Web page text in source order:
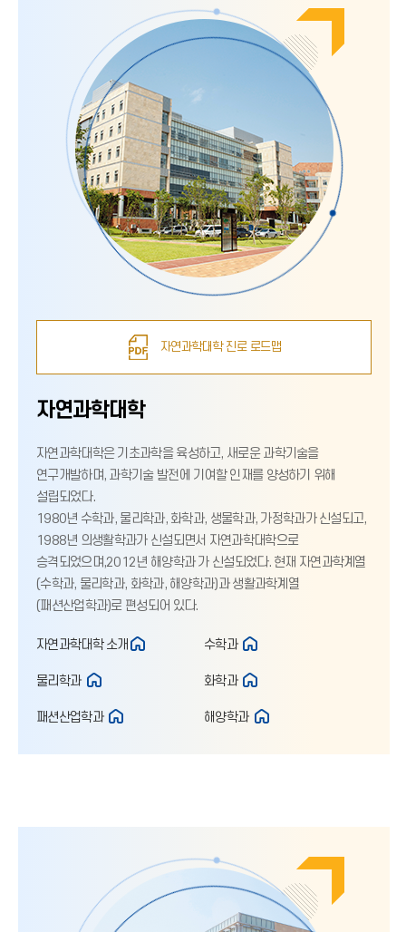
자연과학대학 진로 로드맵
자연과학대학
자연과학대학은 기초과학을 육성하고, 새로운 과학기술을
연구개발하며, 과학기술 발전에 기여할 인재를 양성하기 위해
설립되었다.
1980년 수학과, 물리학과, 화학과, 생물학과, 가정학과가 신설되고,
1988년 의생활학과가 신설되면서 자연과학대학으로
승격되었으며,2012년 해양학과 가 신설되었다. 현재 자연과학계열
(수학과, 물리학과, 화학과, 해양학과)과 생활과학계열
(패션산업학과)로 편성되어 있다.
자연과학대학 소개 수학과
물리학과 화학과
패션산업학과 해양학과